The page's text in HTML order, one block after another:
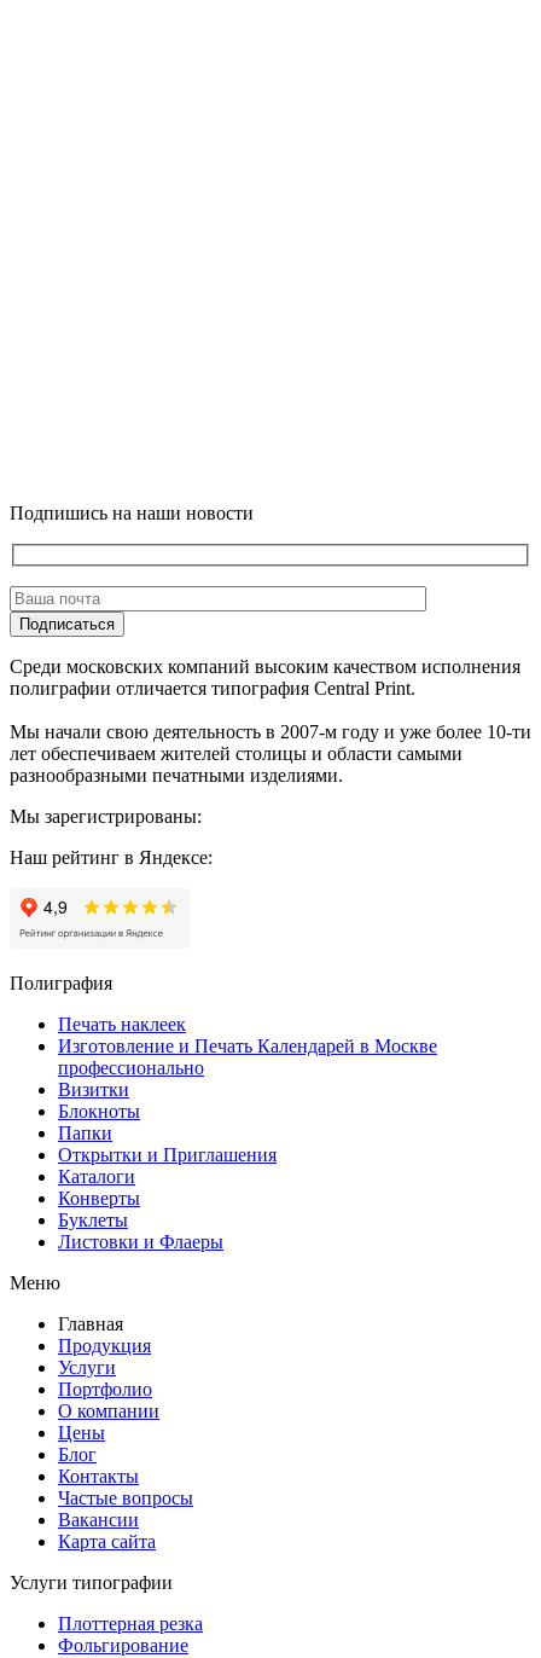
Подпишись на наши новости
Подписаться
Среди московских компаний высоким качеством исполнения
полиграфии отличается типография Central Print.
Мы начали свою деятельность в 2007-м году и уже более 10-ти
лет обеспечиваем жителей столицы и области самыми
разнообразными печатными изделиями.
Мы зарегистрированы:
Наш рейтинг в Яндексе:
Полиграфия
Печать наклеек
Изготовление и Печать Календарей в Москве
профессионально
Визитки
Блокноты
Папки
Открытки и Приглашения
Каталоги
Конверты
Буклеты
Листовки и Флаеры
Меню
Главная
Продукция
Услуги
Портфолио
О компании
Цены
Блог
Контакты
Частые вопросы
Вакансии
Карта сайта
Услуги типографии
Плоттерная резка
Фольгирование